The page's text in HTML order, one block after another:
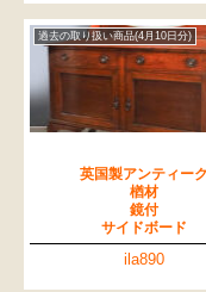
過去の取り扱い商品(4月10日分)
英国製アンティーク
楢材
鏡付
サイドボード
ila890